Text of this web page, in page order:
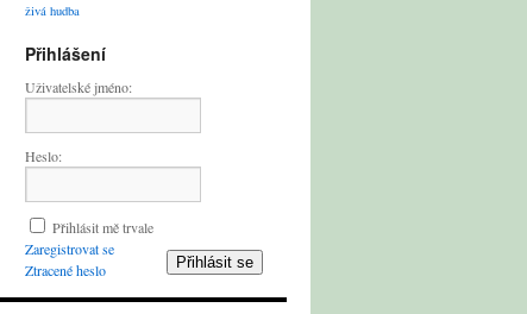
živá hudba
Přihlášení
Uživatelské jméno:
Heslo:
Přihlásit mě trvale
Přihlásit se
Zaregistrovat se
Ztracené heslo